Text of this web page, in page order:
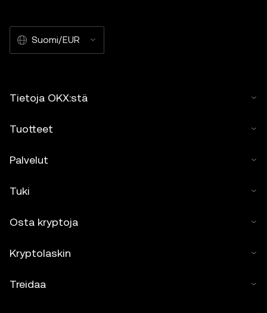
Suomi/EUR
Tietoja OKX:stä
Tuotteet
Palvelut
Tuki
Osta kryptoja
Kryptolaskin
Treidaa